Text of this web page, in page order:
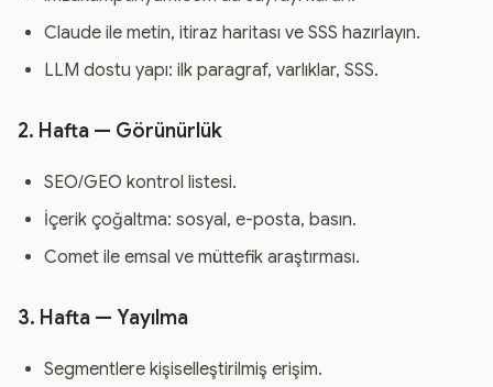
Claude ile metin, itiraz haritası ve SSS hazırlayın.
LLM dostu yapı: ilk paragraf, varlıklar, SSS.
2. Hafta — Görünürlük
SEO/GEO kontrol listesi.
İçerik çoğaltma: sosyal, e-posta, basın.
Comet ile emsal ve müttefik araştırması.
3. Hafta — Yayılma
Segmentlere kişiselleştirilmiş erişim.